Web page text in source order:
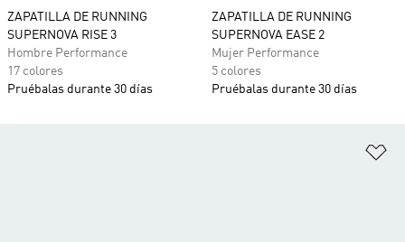
ZAPATILLA DE RUNNING
SUPERNOVA RISE 3
Hombre Performance
17 colores
Pruébalas durante 30 días
ZAPATILLA DE RUNNING
SUPERNOVA EASE 2
Mujer Performance
5 colores
Pruébalas durante 30 días